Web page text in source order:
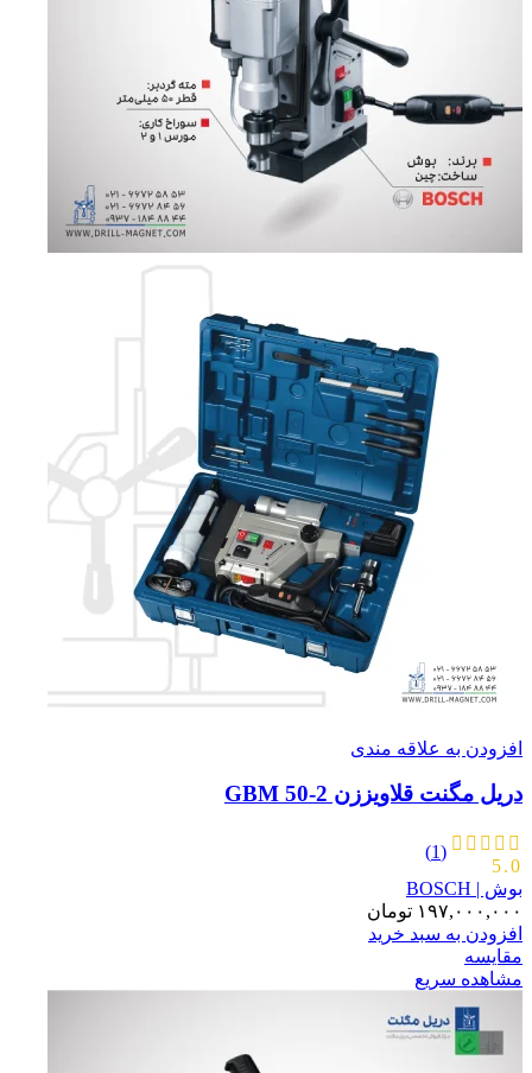
افزودن به علاقه مندی
دریل مگنت قلاویززن GBM 50-2
5.0
(1)
بوش | BOSCH
۱۹۷,۰۰۰,۰۰۰ تومان
افزودن به سبد خرید
مقایسه
مشاهده سریع